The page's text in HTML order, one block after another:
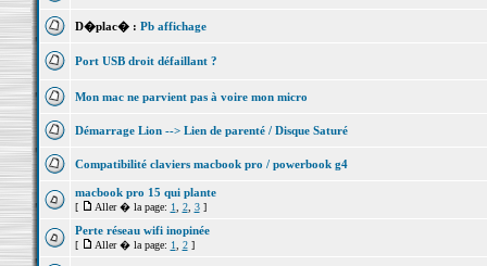
D�plac� : Pb affichage
Port USB droit défaillant ?
Mon mac ne parvient pas à voire mon micro
Démarrage Lion --> Lien de parenté / Disque Saturé
Compatibilité claviers macbook pro / powerbook g4
macbook pro 15 qui plante
[ Aller � la page: 1 2, 3]
Perte réseau wifi inopinée
[ Aller � la page: 1 2]